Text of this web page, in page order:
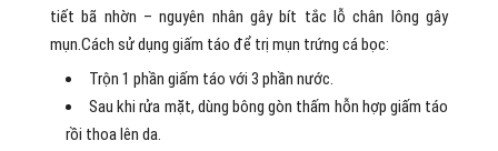
tiết bã nhờn – nguyên nhân gây bít tắc lỗ chân lông gây
mụn.Cách sử dụng giấm táo để trị mụn trứng cá bọc:
Trộn 1 phần giấm táo với 3 phần nước.
Sau khi rửa mặt, dùng bông gòn thấm hỗn hợp giấm táo
rồi thoa lên da.